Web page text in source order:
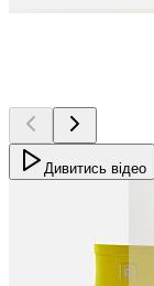
Дивитись відео